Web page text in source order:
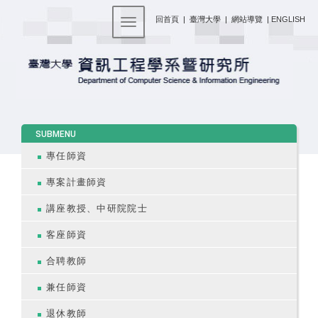
回首頁 | 臺灣大學 | 網站導覽 | ENGLISH
Toggle navigation
SUBMENU
專任師資
專案計畫師資
講座教授、中研院院士
客座師資
合聘教師
兼任師資
退休教師